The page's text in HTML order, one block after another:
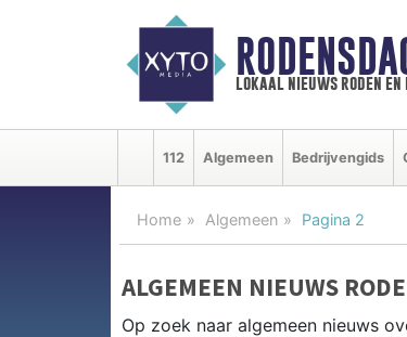
lokaal nieuws roden en
112 Algemeen Bedrijvengids
Home Algemeen Pagina 2
ALGEMEEN NIEUWS
Op zoek naar algemeen nieuws